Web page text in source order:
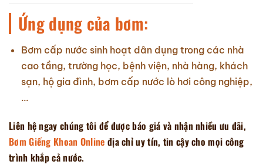
Ứng dụng của bơm:
Bơm cấp nước sinh hoạt dân dụng trong các nhà
cao tầng, trường học, bệnh viện, nhà hàng, khách
sạn, hộ gia đình, bơm cấp nước lò hơi công nghiệp,
…
Liên hệ ngay chúng tôi để được báo giá và nhận nhiều ưu đãi,
Bơm Giếng Khoan Online địa chỉ uy tín, tin cậy cho mọi công
trình khắp cả nước.